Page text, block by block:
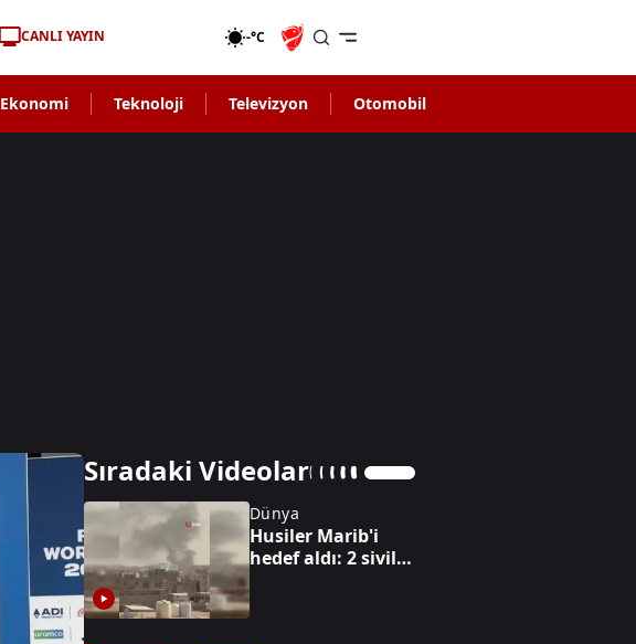
CANLI YAYIN -°C
Ekonomi Teknoloji Televizyon Otomobil
Sıradaki Videolar
Dünya
Husiler Marib'i
hedef aldı: 2 sivil